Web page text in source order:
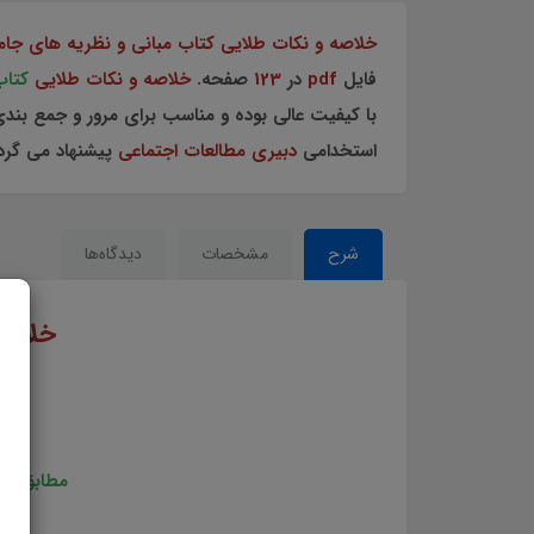
خلاصه و نکات طلایی کتاب مبانی و نظریه های
فایل pdf در 123 صفحه. خلاصه و نکات طلایی
با کیفیت عالی بوده و مناسب برای مرور و جمع
استخدامی دبیری مطالعات اجتماعی پیشنهاد می
شرح مشخصات دیدگاه‌ها
مطابق